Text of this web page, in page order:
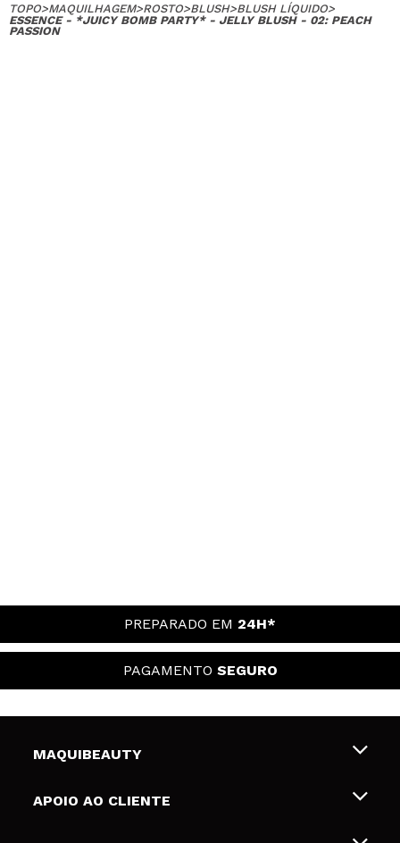
TOPO>MAQUILHAGEM>ROSTO>BLUSH>BLUSH LÍQUIDO>
ESSENCE - *JUICY BOMB PARTY* - JELLY BLUSH - 02: PEACH
PASSION
PREPARADO EM 24H*
PAGAMENTO SEGURO
MAQUIBEAUTY
Sobre nós
APOIO AO CLIENTE